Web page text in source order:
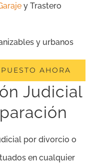
y Trastero
y urbanos
AHORA
Judicial
por divorcio o
en cualquier